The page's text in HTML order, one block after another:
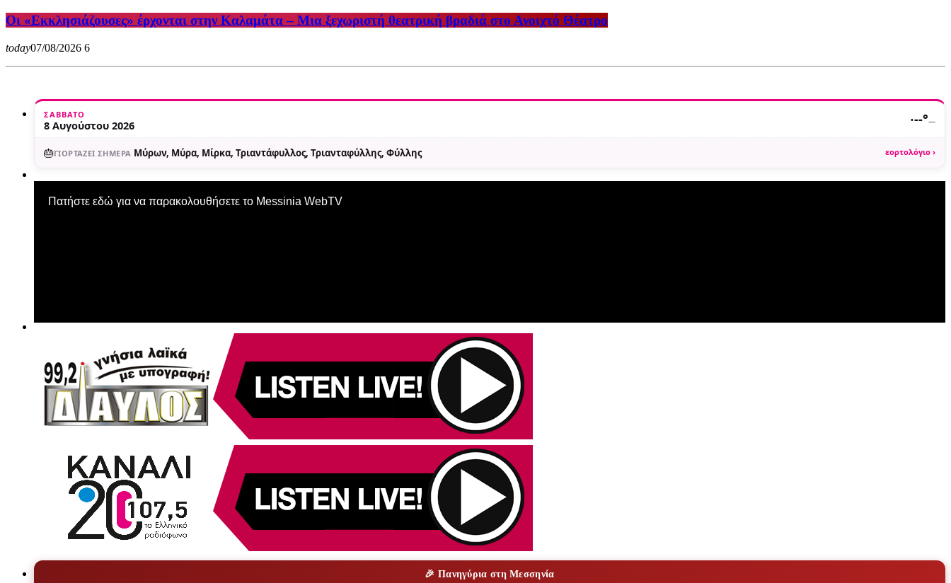
Οι «Εκκλησιάζουσες» έρχονται στην Καλαμάτα – Μια ξεχωριστή θεατρική βραδιά στο Ανοιχτό Θέατρο
today07/08/2026 6
ΣΆΒΒΑΤΟ
8 Αυγούστου 2026 ·--°—
🎂ΓΙΟΡΤΆΖΕΙ ΣΉΜΕΡΑ Μύρων, Μύρα, Μίρκα, Τριαντάφυλλος, Τριανταφύλλης, Φύλλης εορτολόγιο ›
Πατήστε εδώ για να παρακολουθήσετε το Messinia WebTV
🎉 Πανηγύρια στη Μεσσηνία